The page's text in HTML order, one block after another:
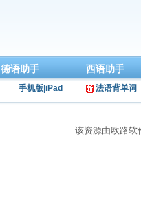
德语助手 西语助手
手机版|iPad 法语背单词
该资源由欧路软